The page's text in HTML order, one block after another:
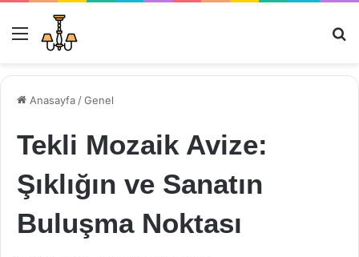
Menü
Anasayfa /Genel
Tekli Mozaik Avize:
Şıklığın ve Sanatın
Buluşma Noktası